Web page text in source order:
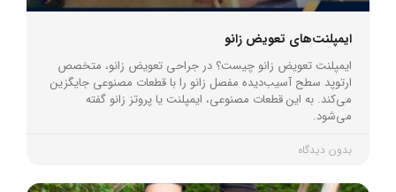
ایمپلنت‌های تعویض زانو
ایمپلنت تعویض زانو چیست؟ در جراحی تعویض زانو، متخصص
ارتوپد سطح آسیب‌دیده مفصل زانو را با قطعات مصنوعی جایگزین
می‌کند. به این قطعات مصنوعی، ایمپلنت یا پروتز زانو گفته
می‌شود.
بدون دیدگاه